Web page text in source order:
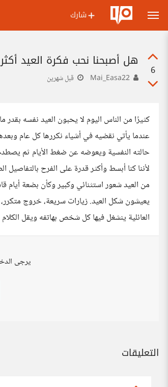
شارك
6
هل أصبحنا نحب فكرة العيد
قبل شهرين
كثيرًا من الناس اليوم لا يحبون العيد نفسه
عندما يأتي نقضيه في أشياء نكررها كل عام
حالته النفسية ويعوضه عن ضغط الأيام ثم
لأننا كنا أبسط وأكثر قدرة على الفرح
من العيد شعور استثنائي وكبير وكأن بضعة أيام
يعيشون شكل العيد. زيارات سريعة، خروج
العائلية ينشغل فيها كل شخص بهاتفه ويقل
يرجى
التعليقات